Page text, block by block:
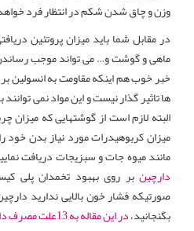
وزن و چاق شدن شکم در انتظار فرد
در مقابل شما باید میزان پروتئین
ماهی و گوشت و… می تواند موجب
خبر خوب هم اینکه مقاومت به انسولین
ها تاثیر گذار نیست و این مواد نمی
البته لازم است از گوشتهایی که میزان
میزان کربوهیدرات مورد نیاز بدن خود
مانند میوه جات و سبزیجات دریافت
دارچین بر روی بهبود تخمدان پلی
صورتیکه فشار خون بالایی ندارید
بگنجانید،در این مقاله به 13علت مصرف دارچین